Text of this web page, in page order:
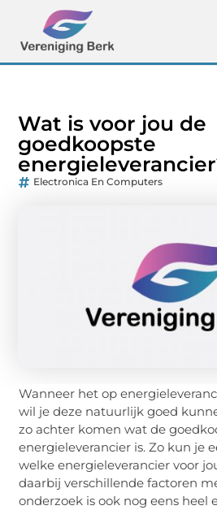
Wat is voor jou de
goedkoopste
Electronica En Computers
Wanneer het op
wil je deze natuurlijk goed
zo achter komen wat de
energieleverancier is. Zo kun je
welke energieleverancier voor
daarbij verschillende factoren
onderzoek is ook nog eens heel